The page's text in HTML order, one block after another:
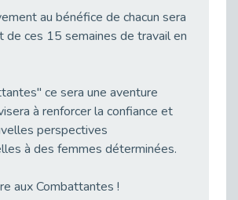
L’Aménagement Raisonnable : Un Levier pour l’Équité
28 avril : Agir ensemble pour une culture de prévention au travail
l’alternance et le handicap
au bénéfice de chacun sera
de ces 15 semaines de travail en
ce sera une aventure
à renforcer la confiance et
perspectives
à des femmes déterminées.
aux Combattantes !